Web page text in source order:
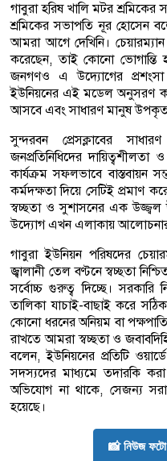
গাবুরা হরিষ খালি মটর
শ্রমিকের সভাপতি নূর হোসেন
আমরা আগে দেখিনি।
করেছেন, তাই কোনো ভোগান্তি
জনগণও এ উদ্যোগের প্রশংসা
ইউনিয়নের এই মডেল অনুসরণ
আসবে এবং সাধারণ মানুষ উপকৃত
সুন্দরবন প্রেসক্লাবের
জনপ্রতিনিধিদের
কার্যক্রম সফলভাবে বাস্তবায়ন
কর্মদক্ষতা দিয়ে সেটিই প্রমাণ
স্বচ্ছতা ও সুশাসনের এক উজ্জ্বল
উদ্যোগ এখন এলাকায় আলোচনার
গাবুরা ইউনিয়ন পরিষদের
জ্বালানী তেল বণ্টনে স্বচ্ছতা
সর্বোচ্চ গুরুত্ব দিচ্ছে। সরকারি
তালিকা যাচাই-বাছাই করে
কোনো ধরনের অনিয়ম বা
রাখতে আমরা স্বচ্ছতা ও
বলেন, ইউনিয়নের প্রতিটি
সদস্যদের মাধ্যমে তদারকি
অভিযোগ না থাকে, সেজন্য
হয়েছে।
📸 নিউজ